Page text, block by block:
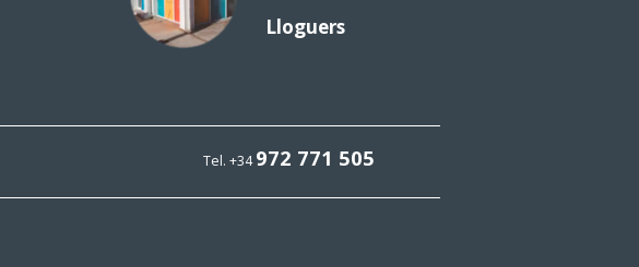
Lloguers
Tel. +34972 771 505